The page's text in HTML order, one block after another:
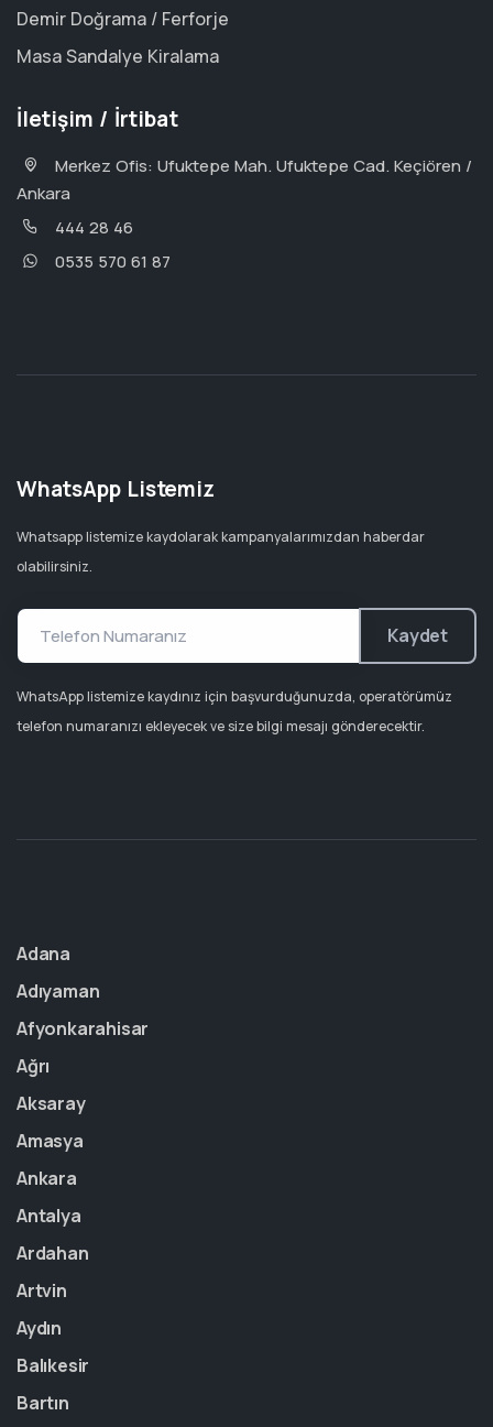
Demir Doğrama / Ferforje
Masa Sandalye Kiralama
İletişim / İrtibat
Merkez Ofis: Ufuktepe Mah. Ufuktepe Cad. Keçiören /
Ankara
444 28 46
0535 570 61 87
WhatsApp Listemiz
Whatsapp listemize kaydolarak kampanyalarımızdan haberdar
olabilirsiniz.
Kaydet
WhatsApp listemize kaydınız için başvurduğunuzda, operatörümüz
telefon numaranızı ekleyecek ve size bilgi mesajı gönderecektir.
Adana
Adıyaman
Afyonkarahisar
Ağrı
Aksaray
Amasya
Ankara
Antalya
Ardahan
Artvin
Aydın
Balıkesir
Bartın